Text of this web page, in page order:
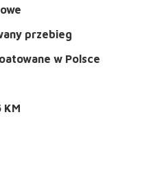
przebieg
w Polsce
KM